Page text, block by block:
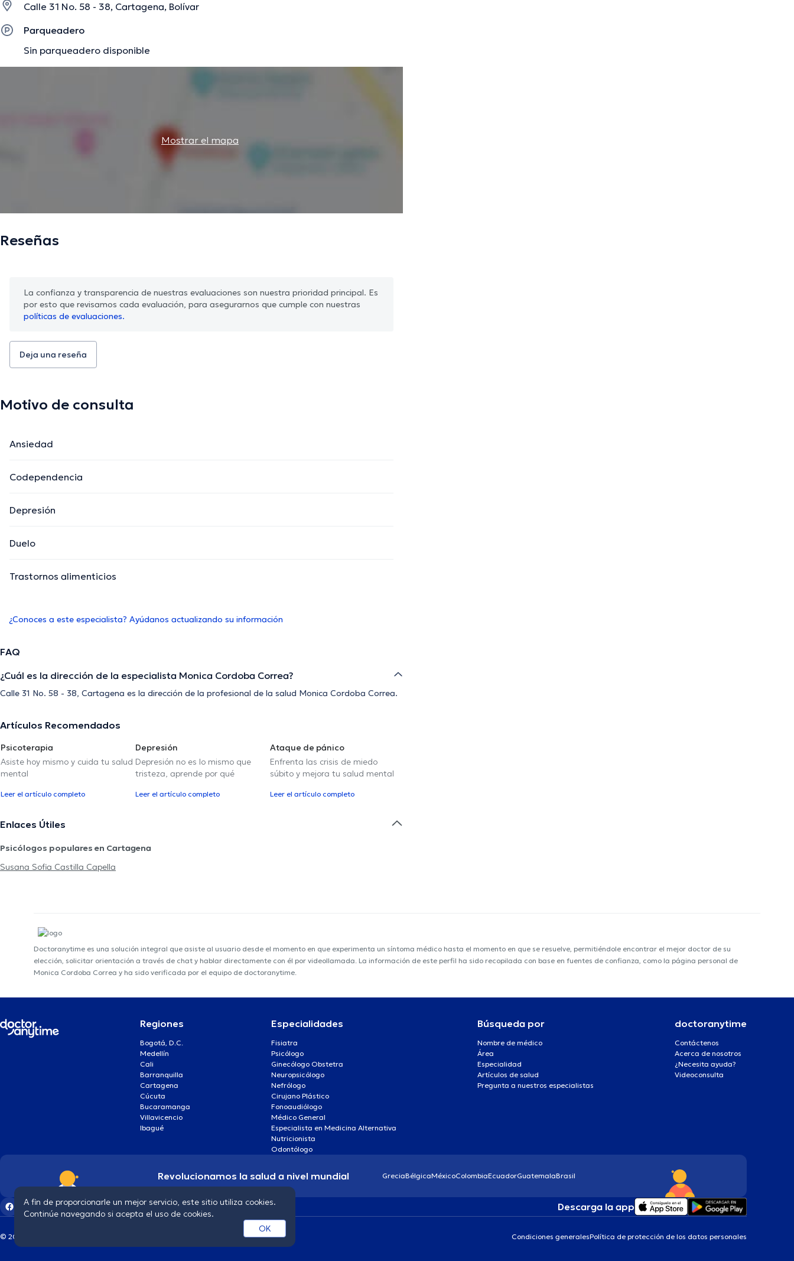
Calle 31 No. 58 - 38, Cartagena, Bolívar
Parqueadero
Sin parqueadero disponible
Mostrar el mapa
Reseñas
La confianza y transparencia de nuestras evaluaciones son nuestra prioridad principal. Es
por esto que revisamos cada evaluación, para asegurarnos que cumple con nuestras
políticas de evaluaciones.
Deja una reseña
Motivo de consulta
Ansiedad
Codependencia
Depresión
Duelo
Trastornos alimenticios
¿Conoces a este especialista? Ayúdanos actualizando su información
FAQ
¿Cuál es la dirección de la especialista Monica Cordoba Correa?
Calle 31 No. 58 - 38, Cartagena es la dirección de la profesional de la salud Monica Cordoba Correa.
Artículos Recomendados
Psicoterapia
Asiste hoy mismo y cuida tu salud
mental
Leer el artículo completo
Depresión
Depresión no es lo mismo que
tristeza, aprende por qué
Leer el artículo completo
Ataque de pánico
Enfrenta las crisis de miedo
súbito y mejora tu salud mental
Leer el artículo completo
Enlaces Útiles
Psicólogos populares en Cartagena
Susana Sofia Castilla Capella
Doctoranytime es una solución integral que asiste al usuario desde el momento en que experimenta un síntoma médico hasta el momento en que se resuelve, permitiéndole encontrar el mejor doctor de su
elección, solicitar orientación a través de chat y hablar directamente con él por videollamada. La información de este perfil ha sido recopilada con base en fuentes de confianza, como la página personal de
Monica Cordoba Correa y ha sido verificada por el equipo de doctoranytime.
Regiones
Bogotá, D.C.
Medellín
Cali
Barranquilla
Cartagena
Cúcuta
Bucaramanga
Villavicencio
Ibagué
Especialidades
Fisiatra
Psicólogo
Ginecólogo Obstetra
Neuropsicólogo
Nefrólogo
Cirujano Plástico
Fonoaudiólogo
Médico General
Especialista en Medicina Alternativa
Nutricionista
Odontólogo
Búsqueda por
Nombre de médico
Área
Especialidad
Artículos de salud
Pregunta a nuestros especialistas
doctoranytime
Contáctenos
Acerca de nosotros
¿Necesita ayuda?
Videoconsulta
Revolucionamos la salud a nivel mundial GreciaBélgicaMéxicoColombiaEcuadorGuatemalaBrasil
Descarga la app
Condiciones generalesPolítica de protección de los datos personales
© 2026 doctoranytime
A fin de proporcionarle un mejor servicio, este sitio utiliza cookies.
Continúe navegando si acepta el uso de cookies.
OK